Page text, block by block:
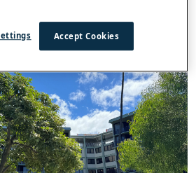
Accept Cookies